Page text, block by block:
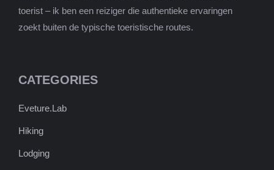
toerist – ik ben een reiziger die authentieke ervaringen
zoekt buiten de typische toeristische routes.
CATEGORIES
Eveture.Lab
Hiking
Lodging